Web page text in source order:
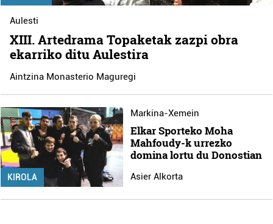
Aulesti
XIII. Artedrama Topaketak zazpi obra
ekarriko ditu Aulestira
Aintzina Monasterio Maguregi
KIROLA
Markina-Xemein
Elkar Sporteko Moha
Mahfoudy-k urrezko
domina lortu du Donostian
Asier Alkorta